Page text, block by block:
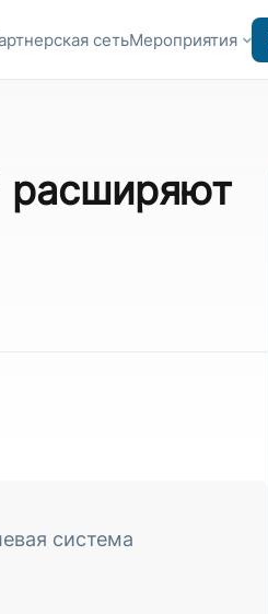
сетьМероприятия
расширяют
система